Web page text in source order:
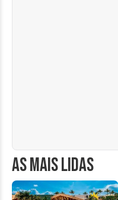
AS MAIS LIDAS